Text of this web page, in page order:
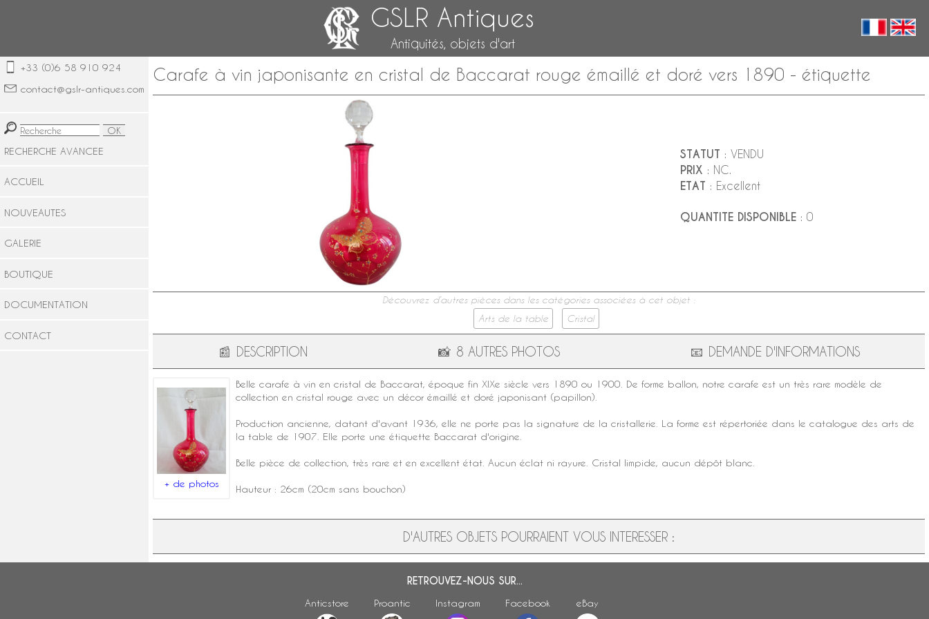
GSLR Antiques
Antiquités, objets d'art
+33 (0)6 58 910 924
contact@gslr-antiques.com
RECHERCHE AVANCEE
ACCUEIL
NOUVEAUTES
GALERIE
BOUTIQUE
DOCUMENTATION
CONTACT
Carafe à vin japonisante en cristal de Baccarat rouge émaillé et doré vers 1890 - étiquette
STATUT : VENDU
PRIX : NC.
ETAT : Excellent
QUANTITE DISPONIBLE : 0
Découvrez d’autres pièces dans les catégories associées à cet objet :
Arts de la table
Cristal
📰 DESCRIPTION 📸 8 AUTRES PHOTOS 📧 DEMANDE D'INFORMATIONS
+ de photos
Belle carafe à vin en cristal de Baccarat, époque fin XIXe siècle vers 1890 ou 1900. De forme ballon, notre carafe est un très rare modèle de
collection en cristal rouge avec un décor émaillé et doré japonisant (papillon).
Production ancienne, datant d'avant 1936, elle ne porte pas la signature de la cristallerie . La forme est répertoriée dans le catalogue des arts de
la table de 1907. Elle porte une étiquette Baccarat d'origine.
Belle pièce de collection, très rare et en excellent état. Aucun éclat ni rayure. Cristal limpide, aucun dépôt blanc.
Hauteur : 26cm (20cm sans bouchon)
D'AUTRES OBJETS POURRAIENT VOUS INTERESSER :
RETROUVEZ-NOUS SUR...
Anticstore Proantic Instagram Facebook eBay